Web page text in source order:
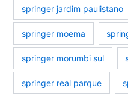
springer jardim paulistano
springer moema
springer morumbi sul
springer real parque